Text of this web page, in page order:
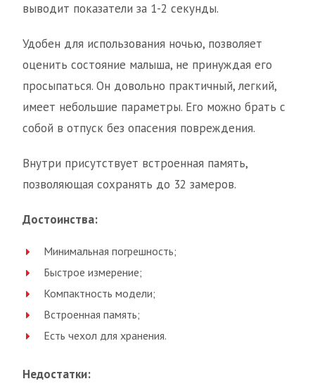
выводит показатели за 1-2 секунды.
Удобен для использования ночью, позволяет
оценить состояние малыша, не принуждая его
просыпаться. Он довольно практичный, легкий,
имеет небольшие параметры. Его можно брать с
собой в отпуск без опасения повреждения.
Внутри присутствует встроенная память,
позволяющая сохранять до 32 замеров.
Достоинства:
Минимальная погрешность;
Быстрое измерение;
Компактность модели;
Встроенная память;
Есть чехол для хранения.
Недостатки: